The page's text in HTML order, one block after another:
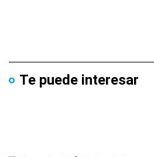
Te puede interesar